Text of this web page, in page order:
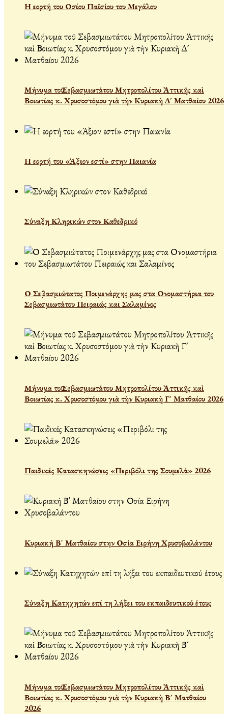
Η εορτή του Οσίου Παϊσίου του Μεγάλου
Μήνυμα τοῦ Σεβασμιωτάτου Μητροπολίτου Ἀττικῆς καὶ
Βοιωτίας κ. Χρυσοστόμου γιὰ τὴν Κυριακὴ Δ´ Ματθαίου 2026
Η εορτή του «Άξιον εστί» στην Παιανία
Σύναξη Κληρικών στον Καθεδρικό
Ο Σεβασμιώτατος Ποιμενάρχης μας στα Ονομαστήρια του
Σεβασμιωτάτου Πειραιώς και Σαλαμίνος
Μήνυμα τοῦ Σεβασμιωτάτου Μητροπολίτου Ἀττικῆς καὶ
Βοιωτίας κ. Χρυσοστόμου γιὰ τὴν Κυριακὴ Γ´ Ματθαίου 2026
Παιδικές Κατασκηνώσεις «Περιβόλι της Σουμελά» 2026
Κυριακή Β' Ματθαίου στην Οσία Ειρήνη Χρυσοβαλάντου
Σύναξη Κατηχητών επί τη λήξει του εκπαιδευτικού έτους
Μήνυμα τοῦ Σεβασμιωτάτου Μητροπολίτου Ἀττικῆς καὶ
Βοιωτίας κ. Χρυσοστόμου γιὰ τὴν Κυριακὴ Β´ Ματθαίου
2026